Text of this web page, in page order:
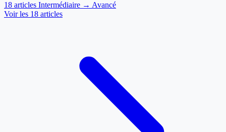
18 articles Intermédiaire → Avancé
Voir les 18 articles